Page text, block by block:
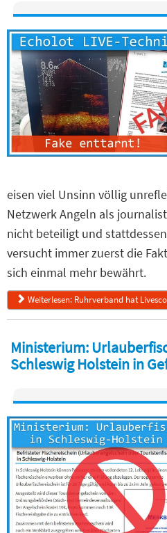
eisen viel Unsinn völlig
Netzwerk Angeln als
nicht beteiligt und
versucht immer zuerst die
sich einmal mehr bewährt.
Weiterlesen: Ruhrverband hat
Ministerium:
Schleswig Holstein in